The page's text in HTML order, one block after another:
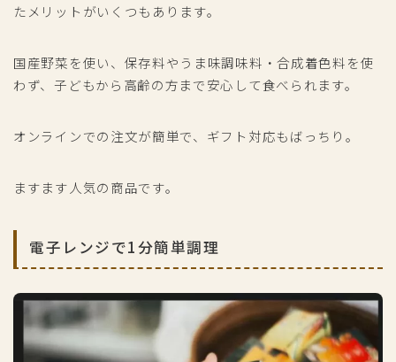
たメリットがいくつもあります。
国産野菜を使い、保存料やうま味調味料・合成着色料を使
わず、子どもから高齢の方まで安心して食べられます。
オンラインでの注文が簡単で、ギフト対応もばっちり。
ますます人気の商品です。
電子レンジで1分簡単調理